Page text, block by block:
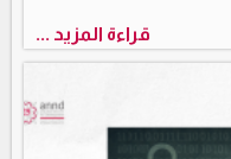
قراءة المزيد ...